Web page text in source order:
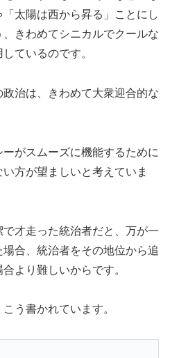
太陽は西から昇る」ことにし
きわめてシニカルでクールな
ているのです。
治は、きわめて大衆迎合的な
がスムーズに機能するために
方が望ましいと考えていま
才走った統治者だと、万が一
合、統治者をその地位から追
より難しいからです。
う書かれています。